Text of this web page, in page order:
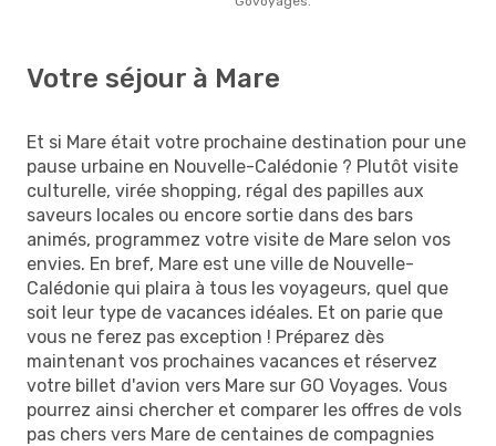
Votre séjour à Mare
Et si Mare était votre prochaine destination pour une
pause urbaine en Nouvelle-Calédonie ? Plutôt visite
culturelle, virée shopping, régal des papilles aux
saveurs locales ou encore sortie dans des bars
animés, programmez votre visite de Mare selon vos
envies. En bref, Mare est une ville de Nouvelle-
Calédonie qui plaira à tous les voyageurs, quel que
soit leur type de vacances idéales. Et on parie que
vous ne ferez pas exception ! Préparez dès
maintenant vos prochaines vacances et réservez
votre billet d'avion vers Mare sur GO Voyages. Vous
pourrez ainsi chercher et comparer les offres de vols
pas chers vers Mare de centaines de compagnies